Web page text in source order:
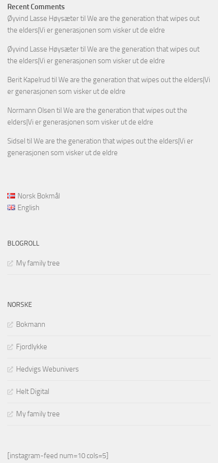
Recent Comments
Øyvind Lasse Høysætertil We are the generation that wipes out
the elders|Vi er generasjonen som visker ut de eldre
Øyvind Lasse Høysætertil We are the generation that wipes out
the elders|Vi er generasjonen som visker ut de eldre
Berit Kapelrud til We are the generation that wipes out the elders|Vi
er generasjonen som visker ut de eldre
Normann Olsen til We are the generation that wipes out the
elders|Vi er generasjonen som visker ut de eldre
Sidsel til We are the generation that wipes out the elders|Vi er
generasjonen som visker ut de eldre
Norsk Bokmål
English
BLOGROLL
My family tree
NORSKE
Bokmann
Fjordlykke
Hedvigs Webunivers
Helt Digital
My family tree
[instagram-feed num=10 cols=5]